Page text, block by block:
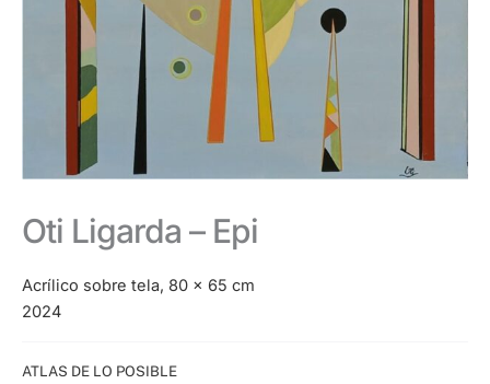
Oti Ligarda – Epi
Acrílico sobre tela, 80 x 65 cm
2024
ATLAS DE LO POSIBLE